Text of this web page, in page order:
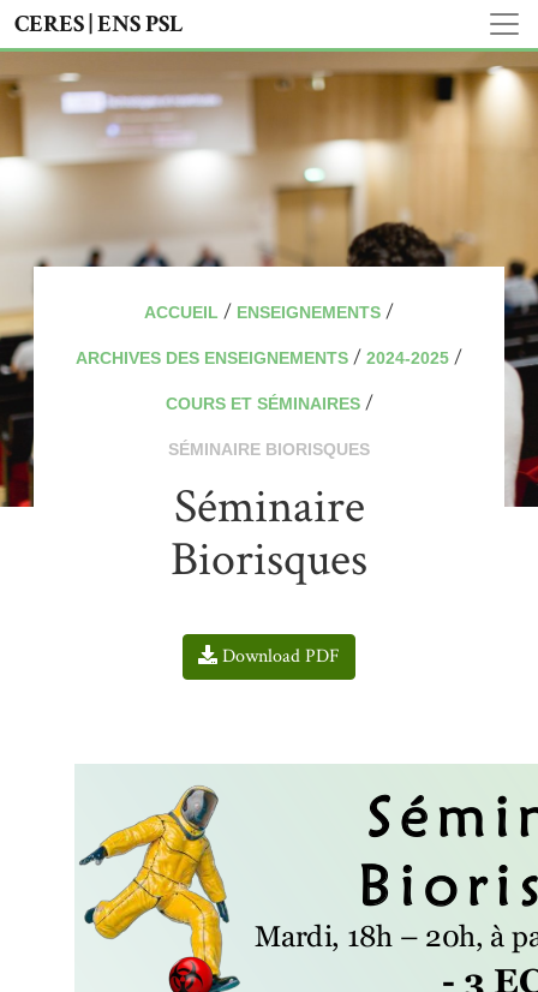
CERES | ENS PSL
ACCUEIL / ENSEIGNEMENTS /
ARCHIVES DES ENSEIGNEMENTS / 2024-2025 /
COURS ET SÉMINAIRES/
SÉMINAIRE BIORISQUES
Séminaire
Biorisques
Download PDF